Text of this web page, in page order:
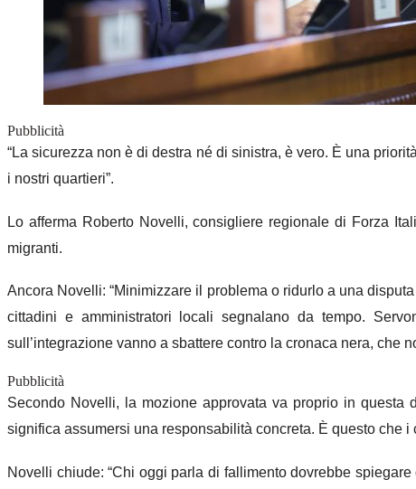
Pubblicità
“La sicurezza non è di destra né di sinistra, è vero. È una
i nostri quartieri”.
Lo afferma Roberto Novelli, consigliere regionale di Forza
migranti.
Ancora Novelli: “Minimizzare il problema o ridurlo a una
cittadini e amministratori locali segnalano da tempo.
sull’integrazione vanno a sbattere contro la cronaca nera, che
Pubblicità
Secondo Novelli, la mozione approvata va proprio in
significa assumersi una responsabilità concreta. È questo che
Novelli chiude: “Chi oggi parla di fallimento dovrebbe